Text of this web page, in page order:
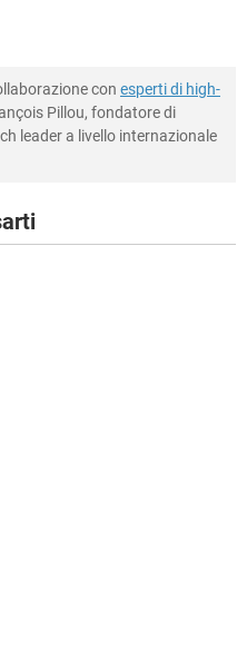
con esperti di high-
Pillou, fondatore di
leader a livello internazionale